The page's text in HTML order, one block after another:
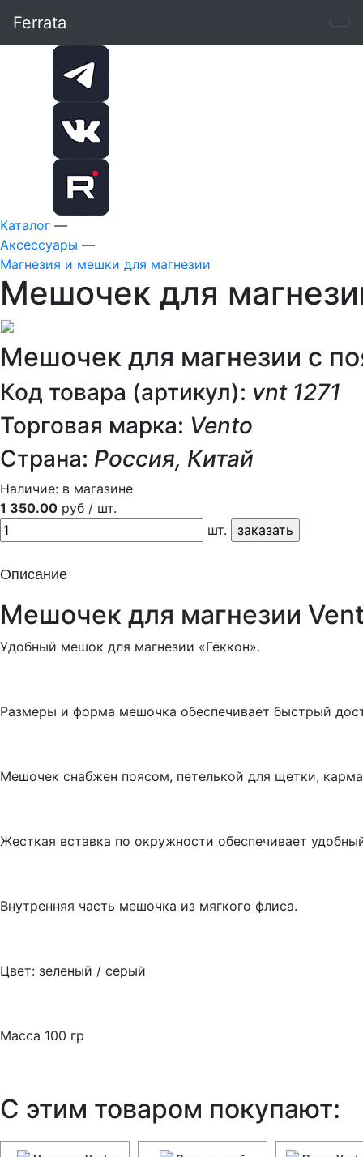
Ferrata
Каталог —
Аксессуары —
Магнезия и мешки для магнезии
Мешочек для
Мешочек для магнезии с
Код товара (артикул): vnt 1271
Торговая марка: Vento
Страна: Россия, Китай
Наличие: в магазине
1 350.00 руб / шт.
шт.
Описание
Мешочек для магнезии
Удобный мешок для магнезии «Геккон».
Размеры и форма мешочка обеспечивает быстрый
Мешочек снабжен поясом, петелькой для щетки,
Жесткая вставка по окружности обеспечивает
Внутренняя часть мешочка из мягкого флиса.
Цвет: зеленый / серый
Масса 100 гр
С этим товаром покупают: